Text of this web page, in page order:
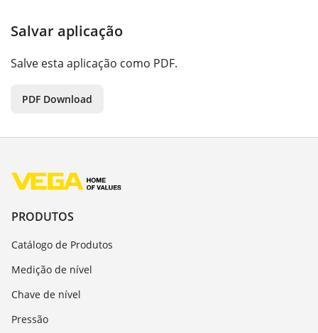
Salvar aplicação
Salve esta aplicação como PDF.
PDF Download
PRODUTOS
Catálogo de Produtos
Medição de nível
Chave de nível
Pressão